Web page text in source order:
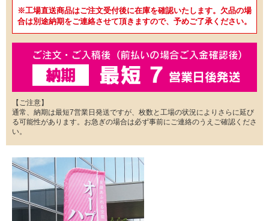
※工場直送商品はご注文受付後に在庫を確認いたします。欠品の場
合は別途納期をご連絡させて頂きますので、予めご了承ください。
【ご注意】
通常、納期は最短7営業日発送ですが、枚数と工場の状況によりさらに延び
る可能性があります。お急ぎの場合は必ず事前にご連絡のうえご確認くださ
い。